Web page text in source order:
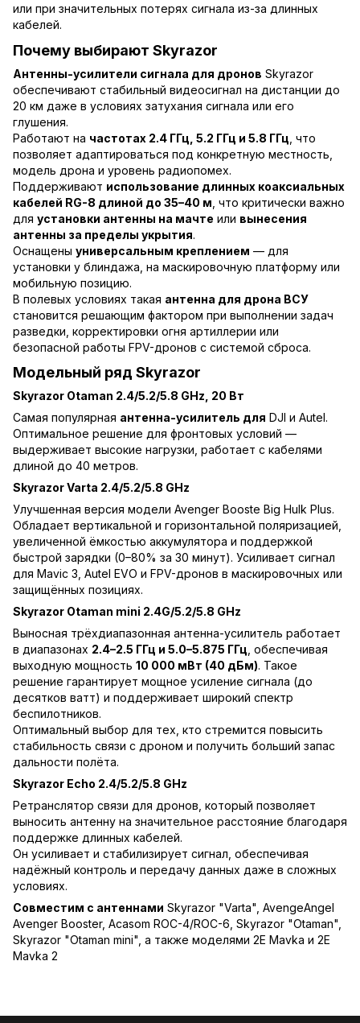
или при значительных потерях сигнала из-за длинных
кабелей.
Почему выбирают Skyrazor
Антенны-усилители сигнала для дронов Skyrazor
обеспечивают стабильный видеосигнал на дистанции до
20 км даже в условиях затухания сигнала или его
глушения.
Работают на частотах 2.4 ГГц, 5.2 ГГц и 5.8 ГГц , что
позволяет адаптироваться под конкретную местность,
модель дрона и уровень радиопомех.
Поддерживают использование длинных коаксиальных
кабелей RG-8 длиной до 35–40 м , что критически важно
для установки антенны на мачте или вынесения
антенны за пределы укрытия.
Оснащены универсальным креплением — для
установки у блиндажа, на маскировочную платформу или
мобильную позицию.
В полевых условиях такая антенна для дрона ВСУ
становится решающим фактором при выполнении задач
разведки, корректировки огня артиллерии или
безопасной работы FPV-дронов с системой сброса.
Модельный ряд Skyrazor
Skyrazor Otaman 2.4/5.2/5.8 GHz, 20 Вт
Самая популярная антенна-усилитель для DJI и Autel.
Оптимальное решение для фронтовых условий —
выдерживает высокие нагрузки, работает с кабелями
длиной до 40 метров.
Skyrazor Varta 2.4/5.2/5.8 GHz
Улучшенная версия модели Avenger Booste Big Hulk Plus.
Обладает вертикальной и горизонтальной поляризацией,
увеличенной ёмкостью аккумулятора и поддержкой
быстрой зарядки (0–80% за 30 минут). Усиливает сигнал
для Mavic 3, Autel EVO и FPV-дронов в маскировочных или
защищённых позициях.
Skyrazor Otaman mini 2.4G/5.2/5.8 GHz
Выносная трёхдиапазонная антенна-усилитель работает
в диапазонах 2.4–2.5 ГГц и 5.0–5.875 ГГц , обеспечивая
выходную мощность 10 000 мВт (40 дБм). Такое
решение гарантирует мощное усиление сигнала (до
десятков ватт) и поддерживает широкий спектр
беспилотников.
Оптимальный выбор для тех, кто стремится повысить
стабильность связи с дроном и получить больший запас
дальности полёта.
Skyrazor Echo 2.4/5.2/5.8 GHz
Ретранслятор связи для дронов, который позволяет
выносить антенну на значительное расстояние благодаря
поддержке длинных кабелей.
Он усиливает и стабилизирует сигнал, обеспечивая
надёжный контроль и передачу данных даже в сложных
условиях.
Совместим с антеннами Skyrazor "Varta" AvengeAngel
Avenger Booster, Acasom ROC-4/ROC-6 Skyrazor "Otaman"
Skyrazor "Otaman mini" , а также моделями 2E Mavka и 2E
Mavka 2